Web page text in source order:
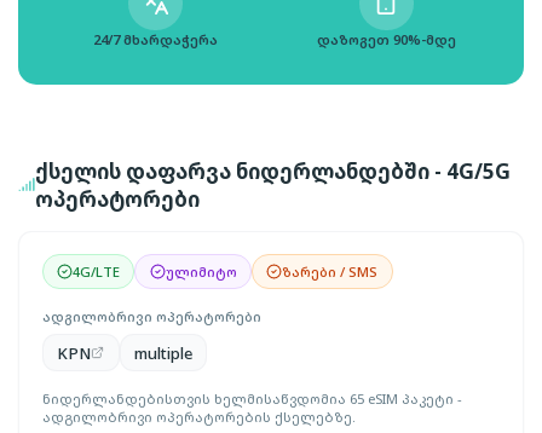
24/7 მხარდაჭერა დაზოგეთ 90%-მდე
ქსელის დაფარვა ნიდერლანდებში - 4G/5G
ოპერატორები
4G/LTE ულიმიტო ზარები / SMS
ადგილობრივი ოპერატორები
KPN multiple
ნიდერლანდებისთვის ხელმისაწვდომია 65 eSIM პაკეტი -
ადგილობრივი ოპერატორების ქსელებზე.